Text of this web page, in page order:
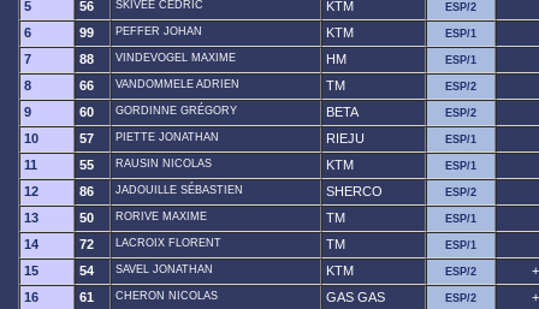
5 56 SKIVEE CÉDRIC KTM ESP/2
6 99 PEFFER JOHAN KTM ESP/1
7 88 VINDEVOGEL MAXIME HM ESP/1
8 66 VANDOMMELE ADRIEN TM ESP/2
9 60 GORDINNE GRÉGORY BETA ESP/2
10 57 PIETTE JONATHAN RIEJU ESP/1
11 55 RAUSIN NICOLAS KTM ESP/1
12 86 JADOUILLE SÉBASTIEN SHERCO ESP/2
13 50 RORIVE MAXIME TM ESP/1
14 72 LACROIX FLORENT TM ESP/1
15 54 SAVEL JONATHAN KTM ESP/2
16
61 CHERON NICOLAS GAS GAS ESP/2